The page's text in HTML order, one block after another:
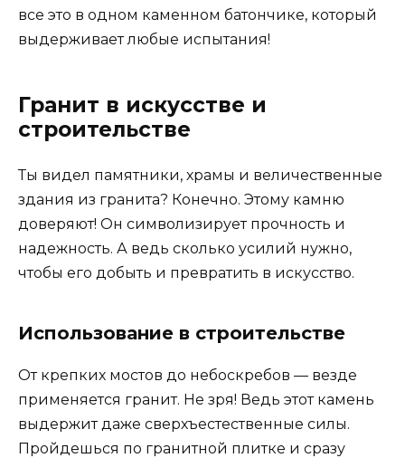
все это в одном каменном батончике, который
выдерживает любые испытания!
Гранит в искусстве и
строительстве
Ты видел памятники, храмы и величественные
здания из гранита? Конечно. Этому камню
доверяют! Он символизирует прочность и
надежность. А ведь сколько усилий нужно,
чтобы его добыть и превратить в искусство.
Использование в строительстве
От крепких мостов до небоскребов — везде
применяется гранит. Не зря! Ведь этот камень
выдержит даже сверхъестественные силы.
Пройдешься по гранитной плитке и сразу